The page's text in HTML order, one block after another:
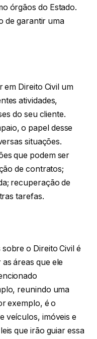
órgãos do Estado.
de garantir uma
em Direito Civil um
atividades,
do seu cliente.
o papel desse
situações.
que podem ser
de contratos;
recuperação de
tarefas.
o Direito Civil é
áreas que ele
reunindo uma
exemplo, é o
veículos, imóveis e
que irão guiar essa